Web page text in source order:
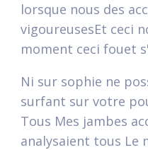
lorsque nous des
vigoureusesEt ceci
moment ceci fouet
Ni sur sophie ne
surfant sur votre
Tous Mes jambes
analysaient tous Le